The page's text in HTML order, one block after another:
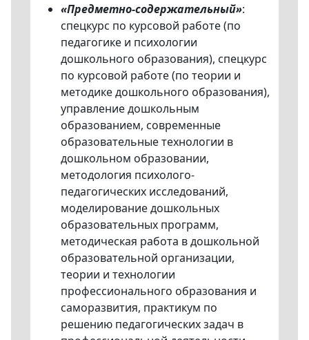
«Предметно-содержательный»:
спецкурс по курсовой работе (по
педагогике и психологии
дошкольного образования), спецкурс
по курсовой работе (по теории и
методике дошкольного образования),
управление дошкольным
образованием, современные
образовательные технологии в
дошкольном образовании,
методология психолого-
педагогических исследований,
моделирование дошкольных
образовательных программ,
методическая работа в дошкольной
образовательной организации,
теории и технологии
профессионального образования и
саморазвития, практикум по
решению педагогических задач в